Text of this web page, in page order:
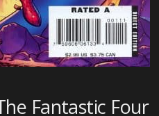
Fantastic Four